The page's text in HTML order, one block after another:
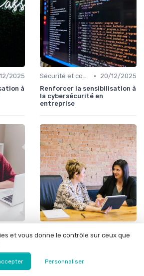
2025
à
Sécurité et conformité •
20/12/2025
Renforcer la sensibilisation à
la cybersécurité en
entreprise
à
l'entreprise
et vous donne le contrôle sur ceux que
Personnaliser